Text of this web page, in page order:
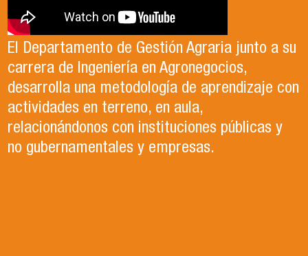
Entre el jueves 23 y el domingo 26 de mayo el Centro
Cultural Estación Mapocho será nuevamente sede de la
cumbre de sabores y texturas del campo:
ExpoMundoRural 2024.
El o la profesional en ingeniería en
Agronegocios posee conocimientos en
tecnología y ciencias silvoagropecuarias,
desde una perspectiva de la sostenibilidad.
Si te interesa desarrollar agronegocios social
y ambientalmente responsables, que aporten
El Departamento de Gestión Agraria junto a su
carrera de Ingeniería en Agronegocios,
desarrolla una metodología de aprendizaje con
actividades en terreno, en aula,
relacionándonos con instituciones públicas y
no gubernamentales y empresas.